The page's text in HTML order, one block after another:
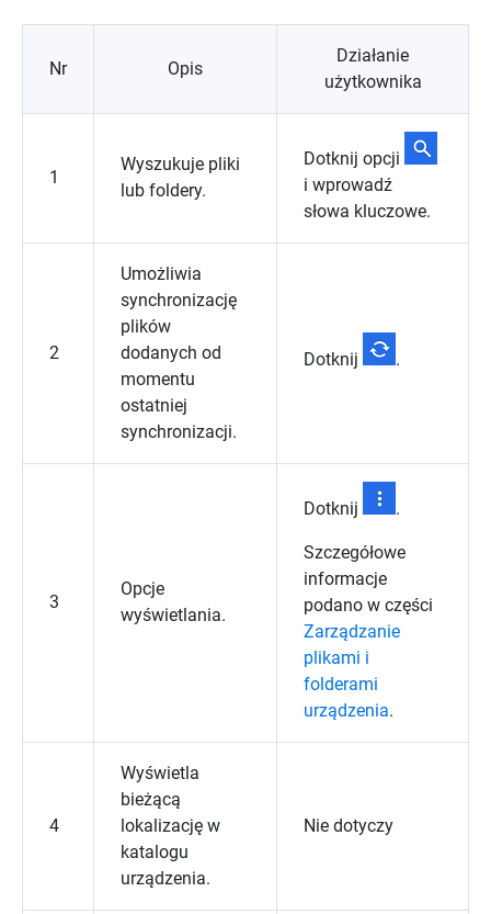
Nr Opis
Działanie
użytkownika
1
Wyszukuje pliki
lub foldery.
Dotknij opcji
i wprowadź
słowa kluczowe.
2
Umożliwia
synchronizację
plików
dodanych od
momentu
ostatniej
synchronizacji.
Dotknij .
3
Opcje
wyświetlania.
Dotknij .
Szczegółowe
informacje
podano w części
Zarządzanie
plikami i
folderami
urządzenia.
4
Wyświetla
bieżącą
lokalizację w
katalogu
urządzenia.
Nie dotyczy